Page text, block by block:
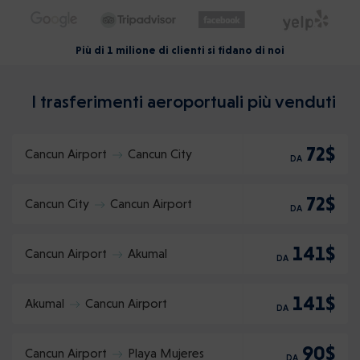
Più di 1 milione di clienti si fidano di noi
I trasferimenti aeroportuali più venduti
Cancun Airport Cancun City DA 72$
Cancun City Cancun Airport DA 72$
Cancun Airport Akumal DA 141$
Akumal Cancun Airport DA 141$
Cancun Airport Playa Mujeres 90$